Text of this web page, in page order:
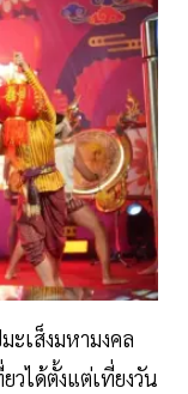
ะเส็งมหามงคล
วได้ตั้งแต่เที่ยงวัน